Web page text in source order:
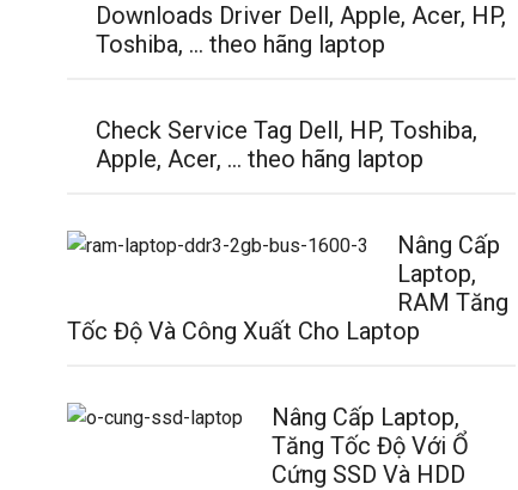
Downloads Driver Dell, Apple, Acer, HP,
Toshiba, … theo hãng laptop
Check Service Tag Dell, HP, Toshiba,
Apple, Acer, … theo hãng laptop
Nâng Cấp
Laptop,
RAM Tăng
Tốc Độ Và Công Xuất Cho Laptop
Nâng Cấp Laptop,
Tăng Tốc Độ Với Ổ
Cứng SSD Và HDD